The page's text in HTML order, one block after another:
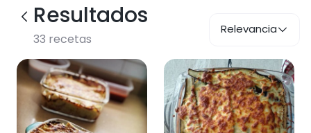
Resultados
33 recetas
Relevancia